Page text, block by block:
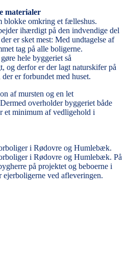
materialer
blokke omkring et fælleshus.
ihærdigt på den indvendige del
er sket mest: Med undtagelse af
tag på alle boligerne.
hele byggeriet så
og derfor er der lagt naturskifer på
er forbundet med huset.
af mursten og en let
overholder byggeriet både
et minimum af vedligehold i
i Rødovre og Humlebæk.
i Rødovre og Humlebæk. På
på projektet og beboerne i
ved afleveringen.